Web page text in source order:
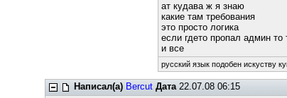
ат кудава ж я знаю
какие там требования
это просто логика
если гдето пропал админ то
и все
русский язык подобен искуству
Написал(а) Bercut Дата22.07.08 06:15